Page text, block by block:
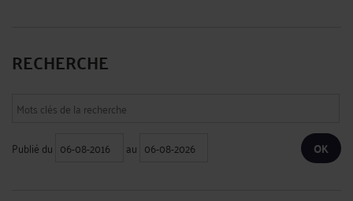
RECHERCHE
Publié du au